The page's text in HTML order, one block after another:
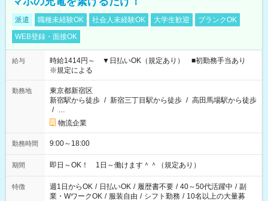
派遣 職種未経験OK 社会人未経験OK 大学生歓迎
ブランクOK
WEB登録・面接OK
給与
時給1414円～ ▼日払いOK（規定あり） ■初勤務手当あり
※規定による
勤務地
東京都新宿区
新宿駅から徒歩 / 新宿三丁目駅から徒歩 / 高田馬場駅から徒歩
/ …
物流企業
勤務時間 9:00～18:00
期間 即日～OK！ 1日～働けます＾＾（規定あり）
特徴 週1日からOK / 日払いOK / 履歴書不要 / 40～50代活躍中 / 副
業・WワークOK / 服装自由 / シフト勤務 / 10名以上の大量募